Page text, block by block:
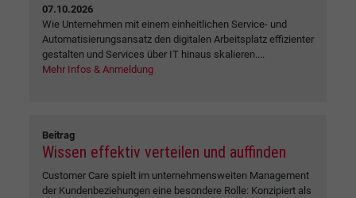
07.10.2026
Wie Unternehmen mit einem einheitlichen Service- und
Automatisierungsansatz den digitalen Arbeitsplatz effizienter
gestalten und Services über IT hinaus skalieren....
Mehr Infos & Anmeldung
Beitrag
Wissen effektiv verteilen und auffinden
Customer Care spielt im unternehmensweiten Management
der Kundenbeziehungen eine besondere Rolle: Konzipiert als